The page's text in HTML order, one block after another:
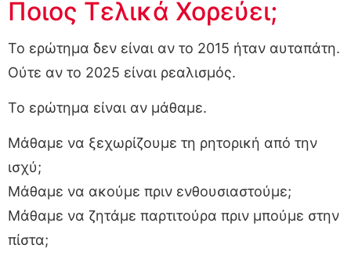
Ποιος Τελικά Χορεύει;
Το ερώτημα δεν είναι αν το 2015 ήταν αυταπάτη.
Ούτε αν το 2025 είναι ρεαλισμός.
Το ερώτημα είναι αν μάθαμε.
Μάθαμε να ξεχωρίζουμε τη ρητορική από την
ισχύ;
Μάθαμε να ακούμε πριν ενθουσιαστούμε;
Μάθαμε να ζητάμε παρτιτούρα πριν μπούμε στην
πίστα;